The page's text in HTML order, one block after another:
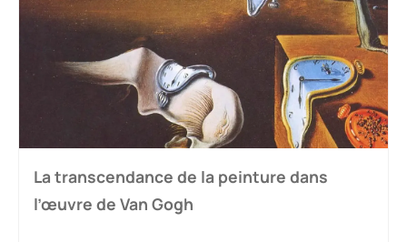
La transcendance de la peinture dans
l’œuvre de Van Gogh